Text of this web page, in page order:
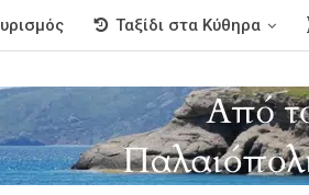
Ταξίδι στα Κύθηρα